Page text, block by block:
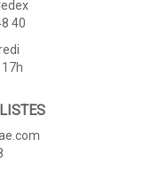
40